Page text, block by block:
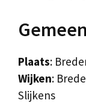
Plaats:
Wijken:
Slijkens